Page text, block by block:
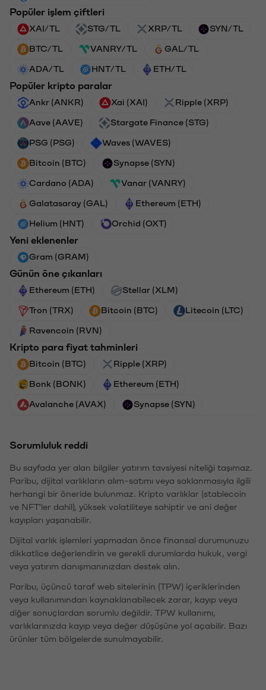
Popüler işlem çiftleri
XAI/TL STG/TL XRP/TL SYN/TL
BTC/TL VANRY/TL GAL/TL
ADA/TL HNT/TL ETH/TL
Popüler kripto paralar
Ankr (ANKR) Xai (XAI) Ripple (XRP)
Aave (AAVE) Stargate Finance (STG)
PSG (PSG) Waves (WAVES)
Bitcoin (BTC) Synapse (SYN)
Cardano (ADA) Vanar (VANRY)
Galatasaray (GAL) Ethereum (ETH)
Helium (HNT) Orchid (OXT)
Yeni eklenenler
Gram (GRAM)
Günün öne çıkanları
Ethereum (ETH) Stellar (XLM)
Tron (TRX) Bitcoin (BTC) Litecoin (LTC)
Ravencoin (RVN)
Kripto para fiyat tahminleri
Bitcoin (BTC) Ripple (XRP)
Bonk (BONK) Ethereum (ETH)
Avalanche (AVAX) Synapse (SYN)
Sorumluluk reddi
Bu sayfada yer alan bilgiler yatırım tavsiyesi niteliği taşımaz.
Paribu, dijital varlıkların alım-satımı veya saklanmasıyla ilgili
herhangi bir öneride bulunmaz. Kripto varlıklar (stablecoin
ve NFT'ler dahil), yüksek volatiliteye sahiptir ve ani değer
kayıpları yaşanabilir.
Dijital varlık işlemleri yapmadan önce finansal durumunuzu
dikkatlice değerlendirin ve gerekli durumlarda hukuk, vergi
veya yatırım danışmanınızdan destek alın.
Paribu, üçüncü taraf web sitelerinin (TPW) içeriklerinden
veya kullanımından kaynaklanabilecek zarar, kayıp veya
diğer sonuçlardan sorumlu değildir. TPW kullanımı,
varlıklarınızda kayıp veya değer düşüşüne yol açabilir. Bazı
ürünler tüm bölgelerde sunulmayabilir.